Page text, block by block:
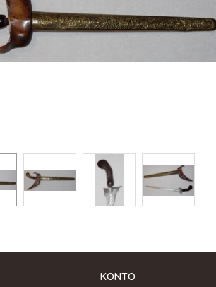
KONTO